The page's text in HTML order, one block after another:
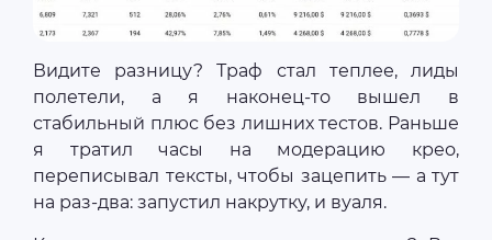
Видите разницу? Траф стал теплее, лиды
полетели, а я наконец-то вышел в
стабильный плюс без лишних тестов. Раньше
я тратил часы на модерацию крео,
переписывал тексты, чтобы зацепить — а тут
на раз-два: запустил накрутку, и вуаля.